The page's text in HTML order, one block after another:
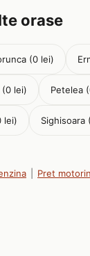
orase
(0 lei)
(0 lei) Petelea
lei) Sighisoara
Pret